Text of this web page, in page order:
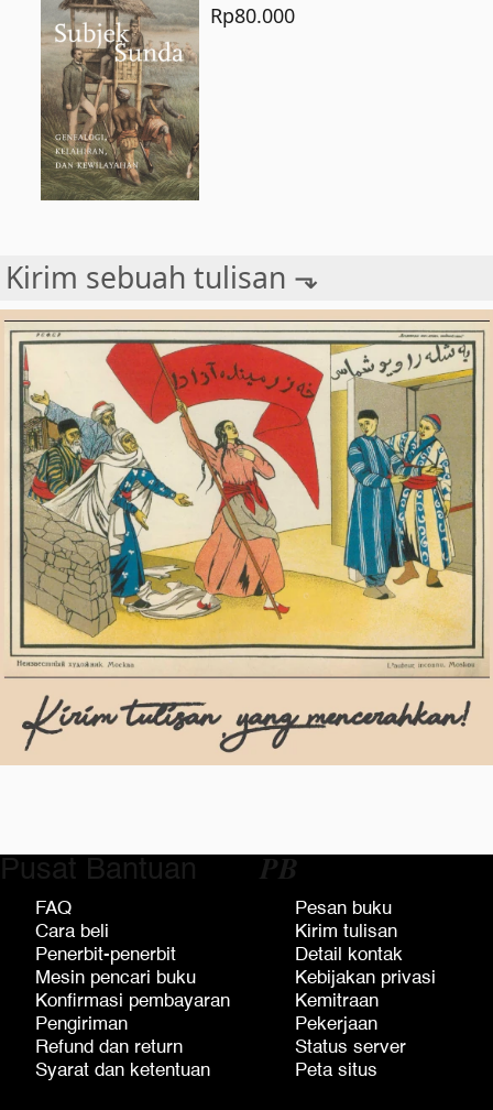
Rp80.000
Kirim sebuah tulisan ⬎
Pusat Bantuan
FAQ
Cara beli
Penerbit-penerbit
Mesin pencari buku
Konfirmasi pembayaran
Pengiriman
Refund dan return
Syarat dan ketentuan
𝑷𝑩
Pesan buku
Kirim tulisan
Detail kontak
Kebijakan privasi
Kemitraan
Pekerjaan
Status server
Peta situs